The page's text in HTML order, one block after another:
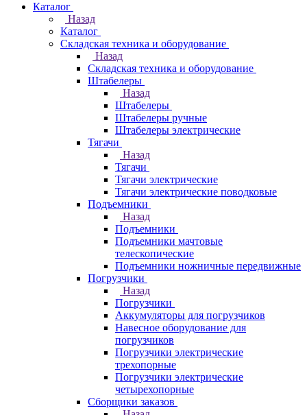
Каталог
Назад
Каталог
Складская техника и оборудование
Назад
Складская техника и оборудование
Штабелеры
Назад
Штабелеры
Штабелеры ручные
Штабелеры электрические
Тягачи
Назад
Тягачи
Тягачи электрические
Тягачи электрические поводковые
Подъемники
Назад
Подъемники
Подъемники мачтовые
телескопические
Подъемники ножничные передвижные
Погрузчики
Назад
Погрузчики
Аккумуляторы для погрузчиков
Навесное оборудование для
погрузчиков
Погрузчики электрические
трехопорные
Погрузчики электрические
четырехопорные
Сборщики заказов